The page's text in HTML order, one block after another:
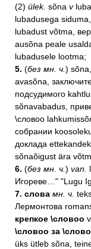
(2) ülek. sõna v
lubadusega
lubadust võtma,
ausõna peale
lubadusele lootma;
5. (бeз мн. ч. )
avasõna,
подсудимого
sõnavabadus,
\словоо
собрании
доклада
sõnaõigust ära
6. (бeз мн. ч. ) van.
Игореве…" "Lugu
7. слова мн. ч.
Лермонтова
крепкое \словоо
\словоо за
üks ütleb sõna,